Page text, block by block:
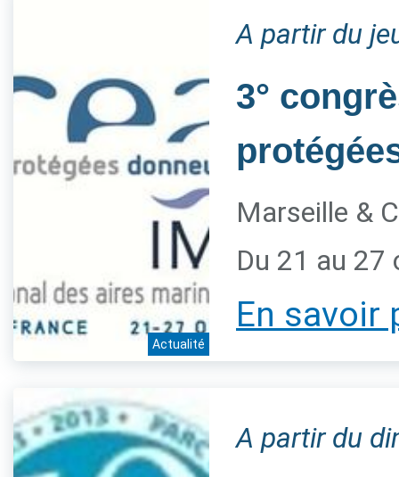
Actualité
A partir du
3°
Marseille &
Du 21 au 27
En savoir
A partir du